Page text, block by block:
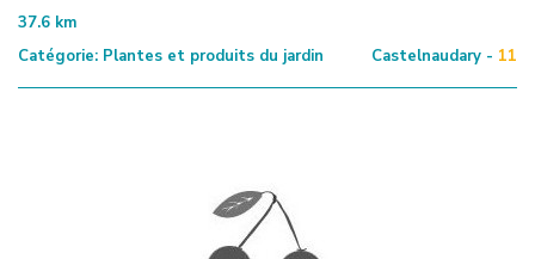
37.6 km
Catégorie: Plantes et produits du jardin Castelnaudary - 11